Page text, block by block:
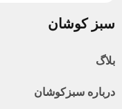
سبز کوشان
بلاگ
درباره سبزکوشان